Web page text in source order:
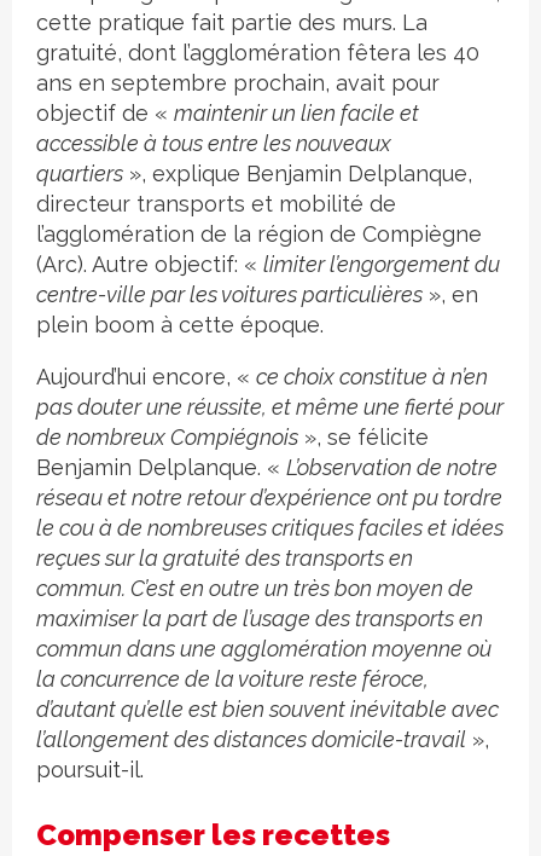
cette pratique fait partie des murs. La
gratuité, dont l’agglomération fêtera les 40
ans en septembre prochain, avait pour
objectif de « maintenir un lien facile et
accessible à tous entre les nouveaux
quartiers », explique Benjamin Delplanque,
directeur transports et mobilité de
l’agglomération de la région de Compiègne
(Arc). Autre objectif: « limiter l’engorgement du
centre-ville par les voitures particulières », en
plein boom à cette époque.
Aujourd’hui encore, « ce choix constitue à n’en
pas douter une réussite, et même une fierté pour
de nombreux Compiégnois », se félicite
Benjamin Delplanque. « L’observation de notre
réseau et notre retour d’expérience ont pu tordre
le cou à de nombreuses critiques faciles et idées
reçues sur la gratuité des transports en
commun. C’est en outre un très bon moyen de
maximiser la part de l’usage des transports en
commun dans une agglomération moyenne où
la concurrence de la voiture reste féroce,
d’autant qu’elle est bien souvent inévitable avec
l’allongement des distances domicile-travail »,
poursuit-il.
Compenser les recettes